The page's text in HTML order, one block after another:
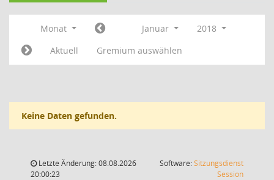
Monat Januar
2018
Aktuell
Gremium auswählen
Keine Daten gefunden.
Letzte Änderung: 08.08.2026
20:00:23
Software:Sitzungsdienst
Session(Wird in